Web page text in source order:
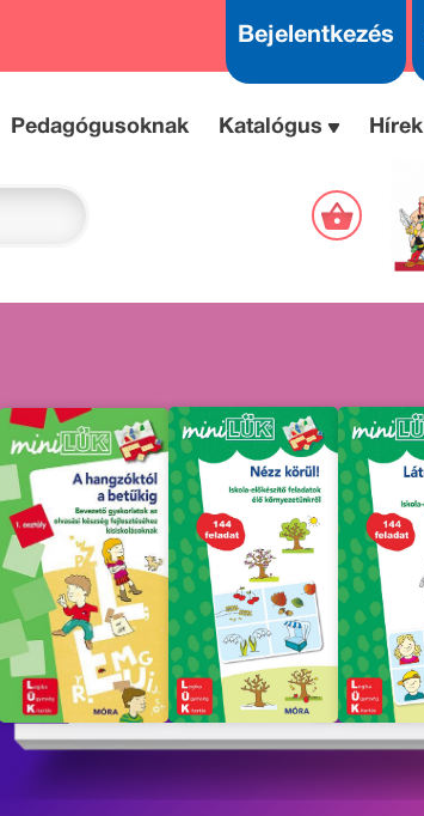
Bejelentkezés
Pedagógusoknak Katalógus Hírek